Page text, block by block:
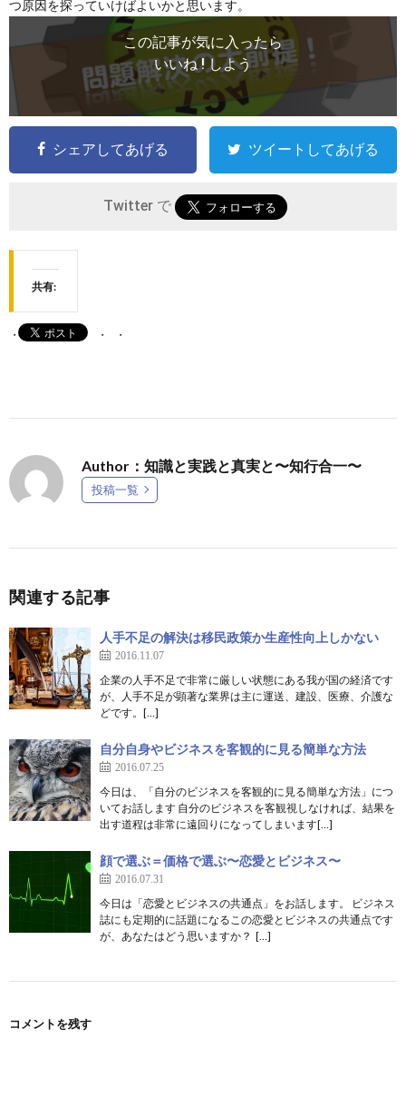
つ原因を探っていけばよいかと思います。
この記事が気に入ったら
いいね ! しよう
シェアしてあげる ツイートしてあげる
Twitter で
共有:
Author：知識と実践と真実と〜知行合一〜
投稿一覧
関連する記事
人手不足の解決は移民政策か生産性向上しかない
2016.11.07
企業の人手不足で非常に厳しい状態にある我が国の経済です
が、人手不足が顕著な業界は主に運送、建設、医療、介護な
どです。[…]
自分自身やビジネスを客観的に見る簡単な方法
2016.07.25
今日は、「自分のビジネスを客観的に見る簡単な方法」につ
いてお話します 自分のビジネスを客観視しなければ、結果を
出す道程は非常に遠回りになってしまいます[…]
顔で選ぶ＝価格で選ぶ〜恋愛とビジネス〜
2016.07.31
今日は「恋愛とビジネスの共通点」をお話します。 ビジネス
誌にも定期的に話題になるこの恋愛とビジネスの共通点です
が、あなたはどう思いますか？ […]
コメントを残す